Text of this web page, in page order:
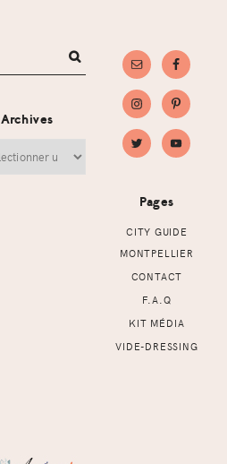
Archives
Pages
CITY GUIDE
MONTPELLIER
CONTACT
F.A.Q
KIT MÉDIA
VIDE-DRESSING